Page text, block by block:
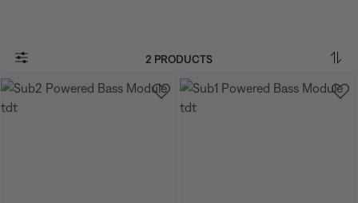
2 PRODUCTS